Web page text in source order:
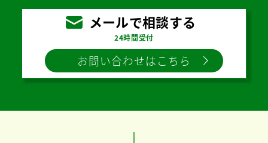
メールで相談する
24時間受付
お問い合わせはこちら